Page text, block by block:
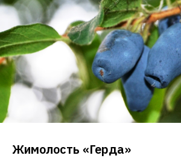
Жимолость «Герда»